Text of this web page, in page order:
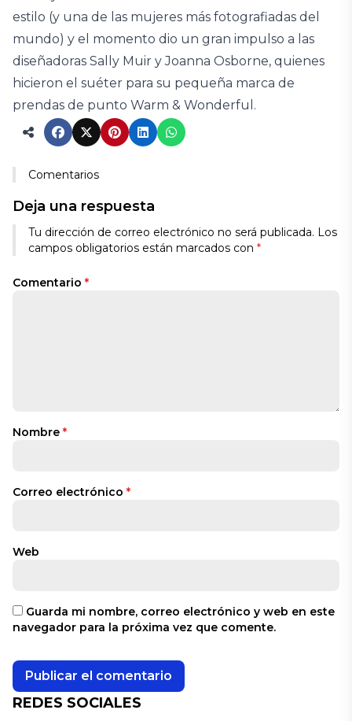
estilo (y una de las mujeres más fotografiadas del
mundo) y el momento dio un gran impulso a las
diseñadoras Sally Muir y Joanna Osborne, quienes
hicieron el suéter para su pequeña marca de
prendas de punto Warm & Wonderful.
Comentarios
Deja una respuesta
Tu dirección de correo electrónico no será publicada. Los
campos obligatorios están marcados con *
Comentario *
Nombre *
Correo electrónico *
Web
Guarda mi nombre, correo electrónico y web en este
navegador para la próxima vez que comente.
REDES SOCIALES